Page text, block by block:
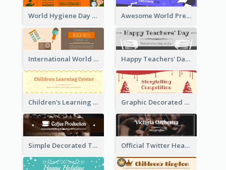
World Hygiene Day Promotion Twitter Header Awesome World Press Freedom Day Twitter Header
International World Press Freedom Day Twitter Header Happy Teachers' Day Twitter Header With Decorations Of Books
Children's Learning Center Twitter Header In Orange Colour Tone Graphic Decorated Twitter Header About Storytelling Competition
Simple Decorated Twitter Header About Coffee Official Twitter Header Of Orchestra